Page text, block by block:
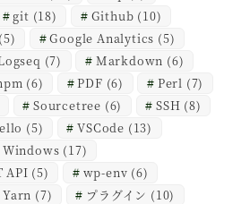
git (18) Github (10)
(5) Google Analytics (5)
(7) Markdown (6)
(6) PDF (6) Perl (7)
Sourcetree (6) SSH (8)
(5) VSCode (13)
Windows (17)
API (5) wp-env (6)
Yarn (7) プラグイン (10)